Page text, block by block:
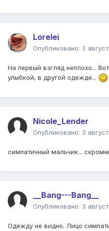
Lorelei
Опубликовано: 3
На первый взгляд неплохо...
улыбкой, в другой одежде...
Nicole_Lender
Опубликовано: 3
симпатичный мальчик...
__Bang---Bang__
Опубликовано: 3
Одежду не видно. Лицо